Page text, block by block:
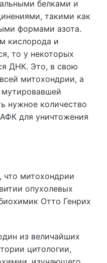
белками и
такими как
формами азота.
кислорода и
то у некоторых
ДНК. Это, в свою
митохондрии, а
нужное количество
для уничтожения
митохондрии
опухолевых
Отто Генрих
из величайших
цитологии,